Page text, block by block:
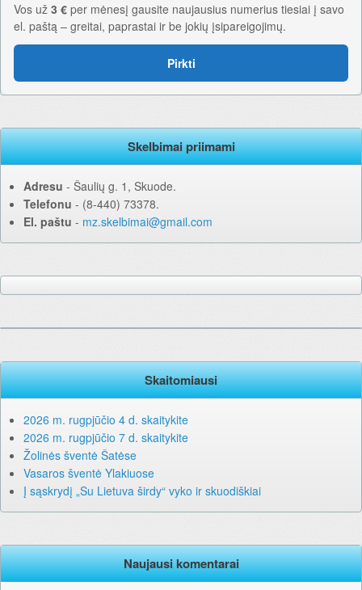
Vos už 3 € per mėnesį gausite naujausius numerius tiesiai į savo
el. paštą – greitai, paprastai ir be jokių įsipareigojimų.
Pirkti
Skelbimai priimami
Adresu ‐ Šaulių g. 1, Skuode.
Telefonu ‐ (8-440) 73378.
El. paštu ‐ mz.skelbimai@gmail.com
Skaitomiausi
2026 m. rugpjūčio 4 d. skaitykite
2026 m. rugpjūčio 7 d. skaitykite
Žolinės šventė Šatėse
Vasaros šventė Ylakiuose
Į sąskrydį „Su Lietuva širdy“ vyko ir skuodiškiai
Naujausi komentarai